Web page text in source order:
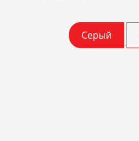
Серый